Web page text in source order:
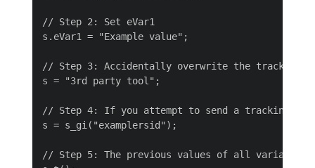
// Step 2: Set eVar1
s.eVar1 = "Example value";
// Step 3: Accidentally overwrite the tracking
s = "3rd party tool";
// Step 4: If you attempt to send a tracking
s = s_gi("examplersid");
// Step 5: The previous values of all variables